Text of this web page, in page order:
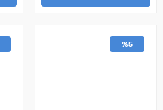
%5